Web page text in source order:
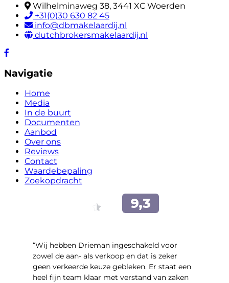
Wilhelminaweg 38, 3441 XC Woerden
+31(0)30 630 82 45
info@dbmakelaardij.nl
dutchbrokersmakelaardij.nl
Navigatie
Home
Media
In de buurt
Documenten
Aanbod
Over ons
Reviews
Contact
Waardebepaling
Zoekopdracht
“Wij hebben Drieman ingeschakeld voor
zowel de aan- als verkoop en dat is zeker
geen verkeerde keuze gebleken. Er staat een
heel fijn team klaar met verstand van zaken